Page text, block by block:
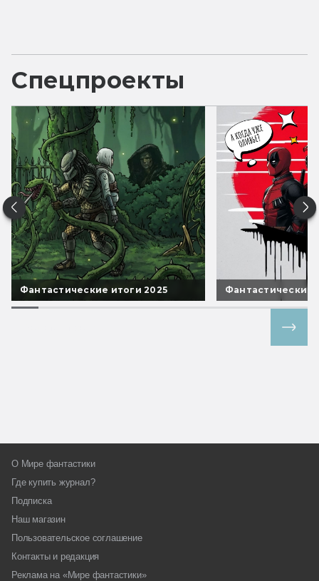
Спецпроекты
Фантастические итоги 2025 Фантастические
О Мире фантастики
Где купить журнал?
Подписка
Наш магазин
Пользовательское соглашение
Контакты и редакция
Реклама на «Мире фантастики»